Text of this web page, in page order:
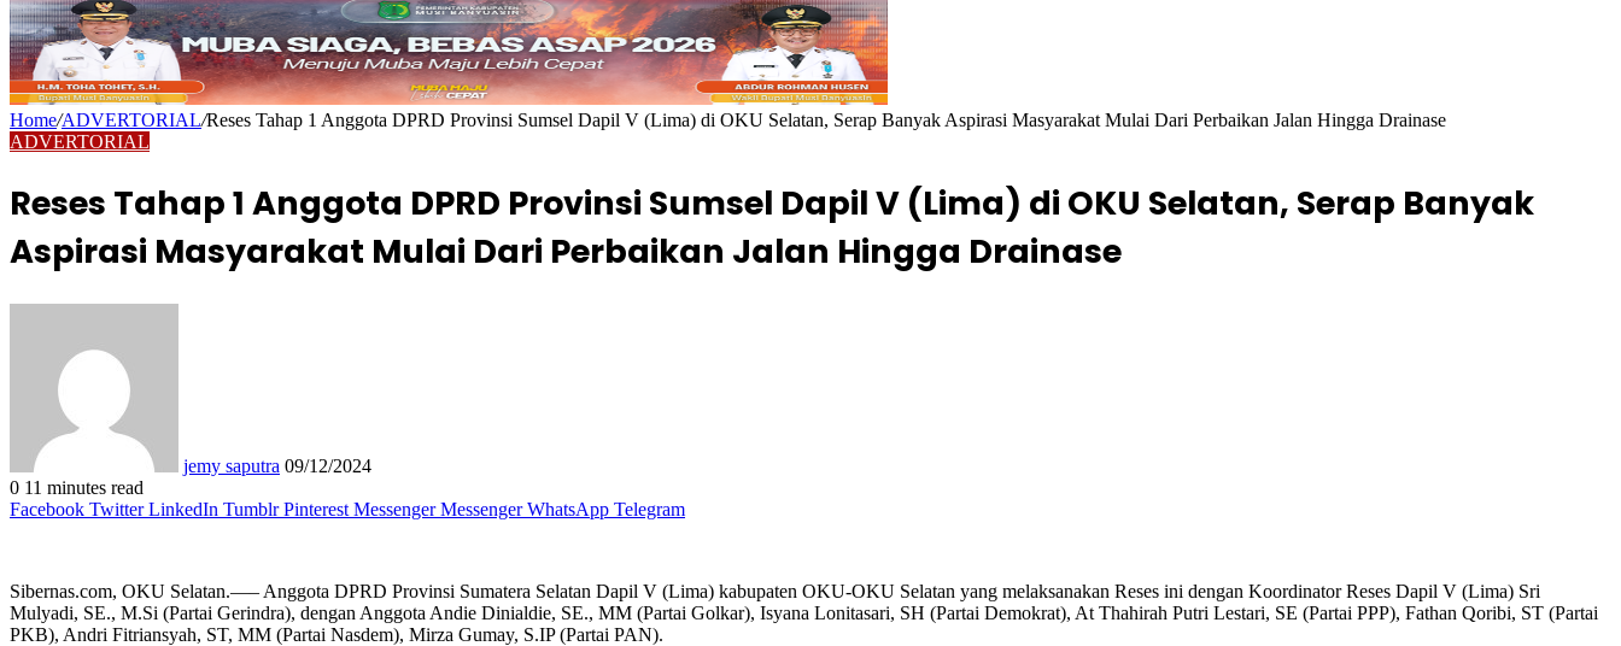
Home/ADVERTORIAL/Reses Tahap 1 Anggota DPRD Provinsi Sumsel Dapil V (Lima) di OKU Selatan, Serap Banyak Aspirasi Masyarakat Mulai Dari Perbaikan Jalan Hingga Drainase
ADVERTORIAL
Reses Tahap 1 Anggota DPRD Provinsi Sumsel Dapil V (Lima) di OKU Selatan, Serap Banyak
Aspirasi Masyarakat Mulai Dari Perbaikan Jalan Hingga Drainase
jemy saputra 09/12/2024
0 11 minutes read
Facebook Twitter LinkedIn Tumblr Pinterest Messenger Messenger WhatsApp Telegram
Sibernas.com, OKU Selatan.—– Anggota DPRD Provinsi Sumatera Selatan Dapil V (Lima) kabupaten OKU-OKU Selatan yang melaksanakan Reses ini dengan Koordinator Reses Dapil V (Lima) Sri
Mulyadi, SE., M.Si (Partai Gerindra), dengan Anggota Andie Dinialdie, SE., MM (Partai Golkar), Isyana Lonitasari, SH (Partai Demokrat), At Thahirah Putri Lestari, SE (Partai PPP), Fathan Qoribi, ST (Partai
PKB), Andri Fitriansyah, ST, MM (Partai Nasdem), Mirza Gumay, S.IP (Partai PAN).